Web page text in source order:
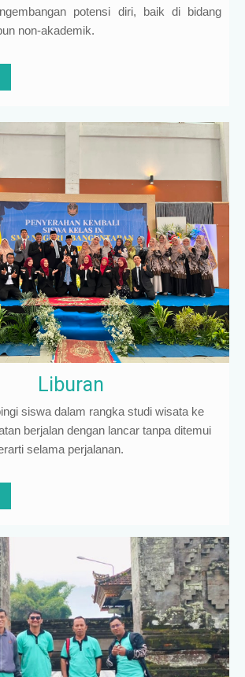
potensi diri, baik di bidang
non-akademik.
Liburan
siswa dalam rangka studi wisata ke
berjalan dengan lancar tanpa ditemui
selama perjalanan.